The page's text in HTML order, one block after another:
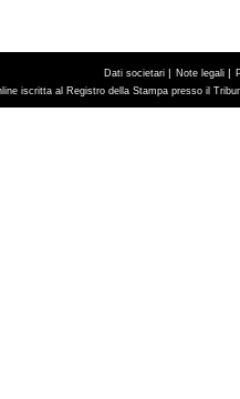
Dati societari | Note legali |
iscritta al Registro della Stampa presso il